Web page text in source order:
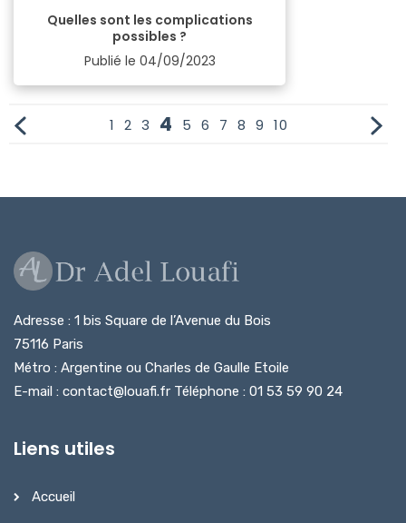
Quelles sont les complications
possibles ?
Publié le 04/09/2023
1 2 3 4 5 6 7 8 9 10
Adresse : 1 bis Square de l’Avenue du Bois
75116 Paris
Métro : Argentine ou Charles de Gaulle Etoile
E-mail : contact@louafi.fr Téléphone : 01 53 59 90 24
Liens utiles
Accueil